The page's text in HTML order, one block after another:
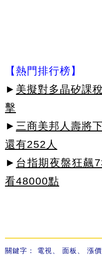
【熱門排行榜】
► 美擬對多晶矽課
擊
► 三商美邦人壽將
還有252人
► 台指期夜盤狂飆
看48000點
關鍵字： 電視 面板 漲價